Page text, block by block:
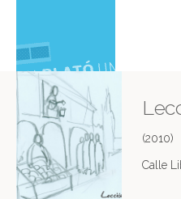
(2010)
Calle